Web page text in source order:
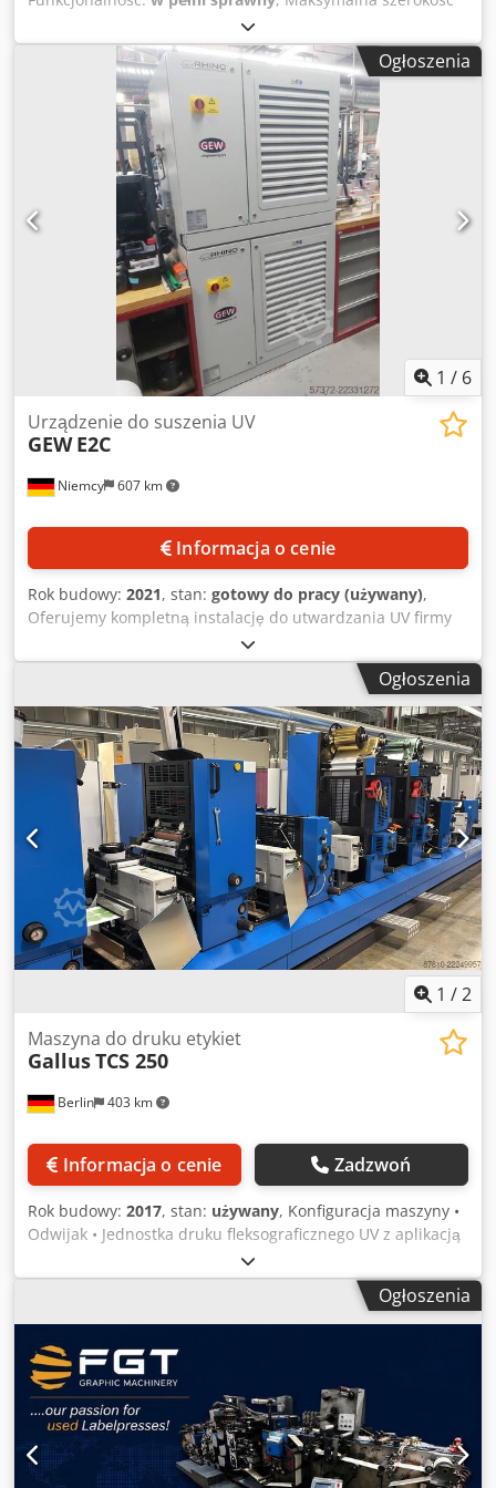
jumbo roli: 450 mm Maksymalna średnica jumbo roli: 1000
mm Chjdpfx Asvq I Niol Doa Maksymalna średnica nawoju:
500 mm Jedna jednostka sztancująca rotacyjna
Sztancowanie (z roli na rolę): 120 m/min Kompatybilny z
cylindrami magnetycznymi od 12" do ~24" Opcje
dodatkowe nie są zawarte w cenie oferty: Uchwyt cylindra
magnetycznego: możliwość dostosowania do istniejących
wykrojników. iKnife automatyczny system pozycjonowania
noży: dostępny jako opcja dodatkowa. Zapraszamy do
kontaktu. Chętnie przygotujemy dla Państwa szczegółową
Ogłoszenia
1 / 6
Niemcy 607 km
Urządzenie do suszenia UV
GEW E2C
Informacja o cenie
Rok budowy: 2021, stan: gotowy do pracy (używany),
Oferujemy kompletną instalację do utwardzania UV firmy
GEW, przeznaczoną do maszyny Gallus Labelmaster LM
440. Maksymalna moc UV: 140 W/cm, obudowy lamp UV:
11, w tym 9 obudów z lampami i 2 obudowy do modułów
sitodrukowych, liczba godzin pracy: ok. 2900 godzin/lampa,
panel HMI: dla 10 stanowisk, sterownik: GEW RHINO HMI.
W zestawie znajdują się 2 szafy sterownicze RHINO, 2
wentylatory, kompletny system odprowadzania powietrza
oraz zestaw montażowy do maszyny Gallus Labelmaster
LM 440. Możliwość obejrzenia urządzenia na miejscu.
Chedpfxszlt Rke Al Doa
Ogłoszenia
1 /2
Berlin 403 km
Maszyna do druku etykiet
GallusTCS 250
Informacja o cenie Zadzwoń
Rok budowy: 2017, stan: używany, Konfiguracja maszyny •
Odwijak • Jednostka druku fleksograficznego UV z aplikacją
miejscową • 5 × zespołów druku offsetowego na mokro z
systemem CABER • Półobrotowa jednostka druku sitowego •
2 × półobrotowe zespoły do tłoczenia folią na gorąco •
Dodatkowa półobrotowa jednostka druku sitowego
Chsdpfjziatgsx Al Dsa • Jednostka fleksograficzna UV /
gorące powietrze do druku miejscowego • Półobrotowa
jednostka sztancująca • Płaska jednostka do tłoczenia
wklęsłego • Płaska jednostka sztancująca • Sekcja buforowa
• Nawijak Drukowanie i format Maks. prędkość druku: do
11 000 odbitek/godz. Szerokość wstęgi: min. 130 mm /
Ogłoszenia